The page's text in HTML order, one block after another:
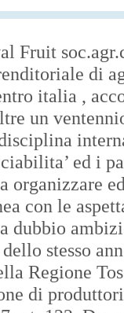
Fruit
di
italia ,
un
ed i
con le
dubbio
stesso
Regione
di